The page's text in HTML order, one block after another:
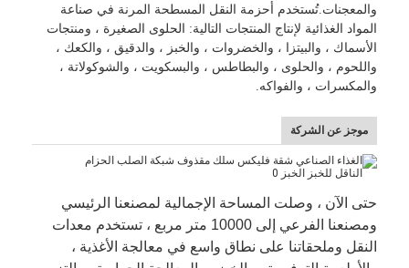
منزل
المنتجات
حول بنا
والمعجنات.تُستخدم أحزمة النقل المسطحة المرنة في صناعة
المواد الغذائية لإنتاج المنتجات التالية: الحلوى الصغيرة ، ومنتجات
الأسماك ، والبيتزا ، والخضروات ، والخبز ، والدقيق ، والكعك ،
واللحوم ، والحلوى ، والبطاطس ، والبسكويت ، والشوكولاتة ،
والمكسرات ، والفواكه.
موجز عن الشركة
حتى الآن ، وصلت المساحة الإجمالية لمصنعنا الرئيسي
ومصنعنا الفرعي إلى 10000 متر مربع ، تستخدم معدات
النقل وملحقاتنا على نطاق واسع في معالجة الأغذية ،